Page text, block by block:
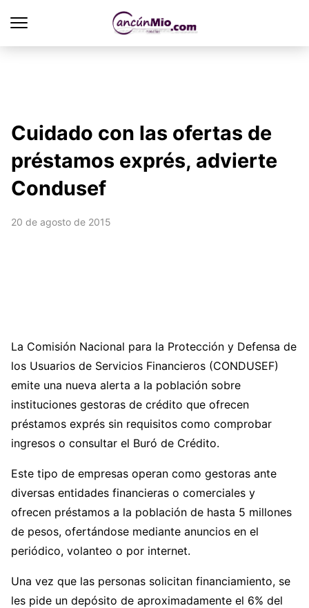
Cuidado con las ofertas de
préstamos exprés, advierte
Condusef
20 de agosto de 2015
La Comisión Nacional para la Protección y Defensa de
los Usuarios de Servicios Financieros (CONDUSEF)
emite una nueva alerta a la población sobre
instituciones gestoras de crédito que ofrecen
préstamos exprés sin requisitos como comprobar
ingresos o consultar el Buró de Crédito.
Este tipo de empresas operan como gestoras ante
diversas entidades financieras o comerciales y
ofrecen préstamos a la población de hasta 5 millones
de pesos, ofertándose mediante anuncios en el
periódico, volanteo o por internet.
Una vez que las personas solicitan financiamiento, se
les pide un depósito de aproximadamente el 6% del